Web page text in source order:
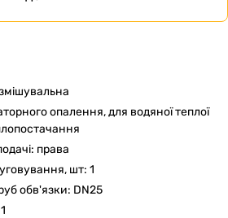
опалення, для водяної теплої
права
шт: 1
обв'язки: DN25
1